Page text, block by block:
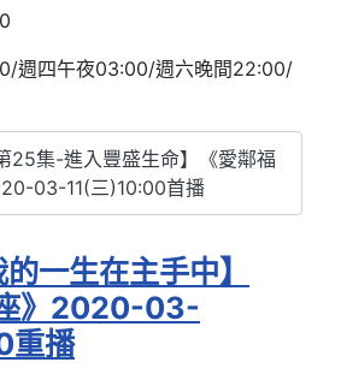
週四午夜03:00/週六晚間22:00/
25集-進入豐盛生命】《愛鄰福
03-11(三)10:00首播
一生在主手中】
座》2020-03-
重播